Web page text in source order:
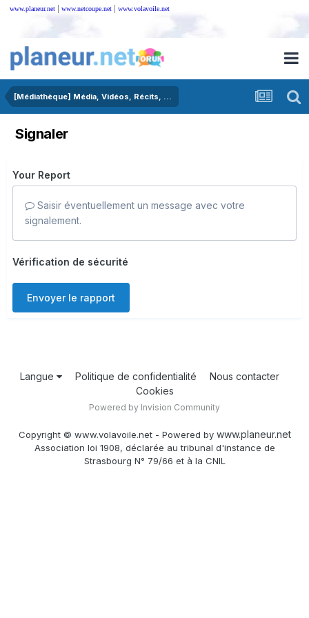
www.planeur.net | www.netcoupe.net | www.volavoile.net
[Médiathèque] Média, Vidéos, Récits, ...
Signaler
Your Report
Saisir éventuellement un message avec votre
signalement.
Vérification de sécurité
Envoyer le rapport
Langue Politique de confidentialité
Nous contacter
Cookies
Powered by Invision Community
Copyright © www.volavoile.net - Powered by www.planeur.net
Association loi 1908, déclarée au tribunal d'instance de
Strasbourg N° 79/66 et à la CNIL